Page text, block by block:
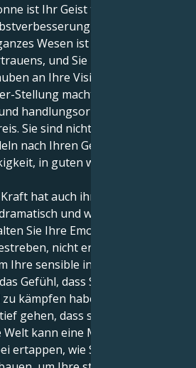
ist Ihr Geist tiefgründig, und
kennt wenig bis
Wesen ist ein dunkler und
und Sie haben einen
an Ihre Vision.
Stellung macht Sie zu einem
handlungsorientiertesten
Sie sind nicht nur ein Denker;
nach Ihren Gedanken mit
in guten wie in schlechten
hat auch ihre Tücken. Sie
und wachsam machen
Sie Ihre Emotionen dicht an
nicht erdrückt zu
Ihre sensible innere Welt geht.
Gefühl, dass Sie mit
kämpfen haben, denn die
gehen, dass sie schwer zu
kann eine Menge sein, und
ertappen, wie Sie eine Barriere